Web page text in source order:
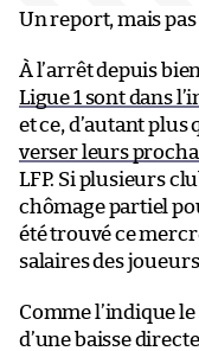
Un report, mais pas
À l’arrêt depuis
Ligue 1 sont dans
et ce, d’autant plus
verser leurs
LFP. Si plusieurs
chômage partiel
été trouvé ce
salaires des
Comme l’indique
d’une baisse